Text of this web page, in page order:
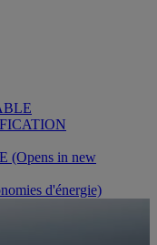
(Opens in new
d'énergie)